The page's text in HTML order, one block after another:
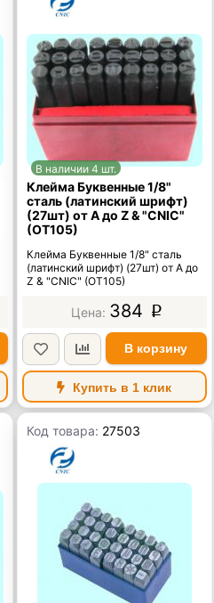
В наличии 4 шт.
Клейма Буквенные 1/8"
сталь (латинский шрифт)
(27шт) от А до Z & "CNIC"
(OT105)
Клейма Буквенные 1/8" сталь
(латинский шрифт) (27шт) от А до
Z & "CNIC" (OT105)
384 p
В корзину
Купить в 1 клик
Код товара: 27503